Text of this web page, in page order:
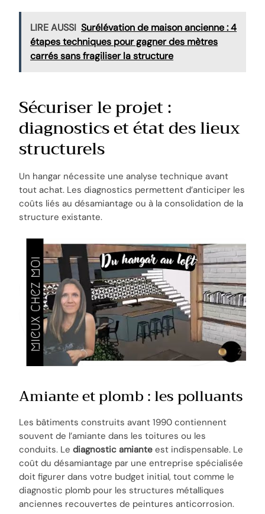
LIRE AUSSI Surélévation de maison ancienne : 4
étapes techniques pour gagner des mètres
carrés sans fragiliser la structure
Sécuriser le projet :
diagnostics et état des lieux
structurels
Un hangar nécessite une analyse technique avant
tout achat. Les diagnostics permettent d’anticiper les
coûts liés au désamiantage ou à la consolidation de la
structure existante.
Amiante et plomb : les polluants
Les bâtiments construits avant 1990 contiennent
souvent de l’amiante dans les toitures ou les
conduits. Lediagnostic amiante est indispensable. Le
coût du désamiantage par une entreprise spécialisée
doit figurer dans votre budget initial, tout comme le
diagnostic plomb pour les structures métalliques
anciennes recouvertes de peintures anticorrosion.